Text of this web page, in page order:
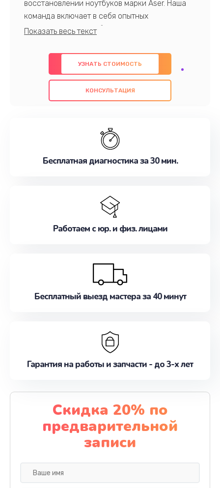
восстановлении ноутбуков марки Aser. Наша
команда включает в себя опытных
профессионалов с обширными знаниями и
предлагаем быстрый и качественный ремонт с
использованием оригинальных компонентов, а
также гарантируем качество всех
проведенных работ. Наша цель - предоставить
наилучшим образом. Не медлите записаться на
УЗНАТЬ СТОИМОСТЬ
КОНСУЛЬТАЦИЯ
Бесплатная диагностика за 30 мин.
Работаем с юр. и физ. лицами
Бесплатный выезд мастера за 40 минут
Гарантия на работы и запчасти - до 3-х лет
Скидка 20% по
предварительной
записи